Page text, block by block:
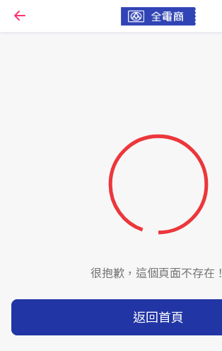
很抱歉，這個頁面不存在！
返回首頁